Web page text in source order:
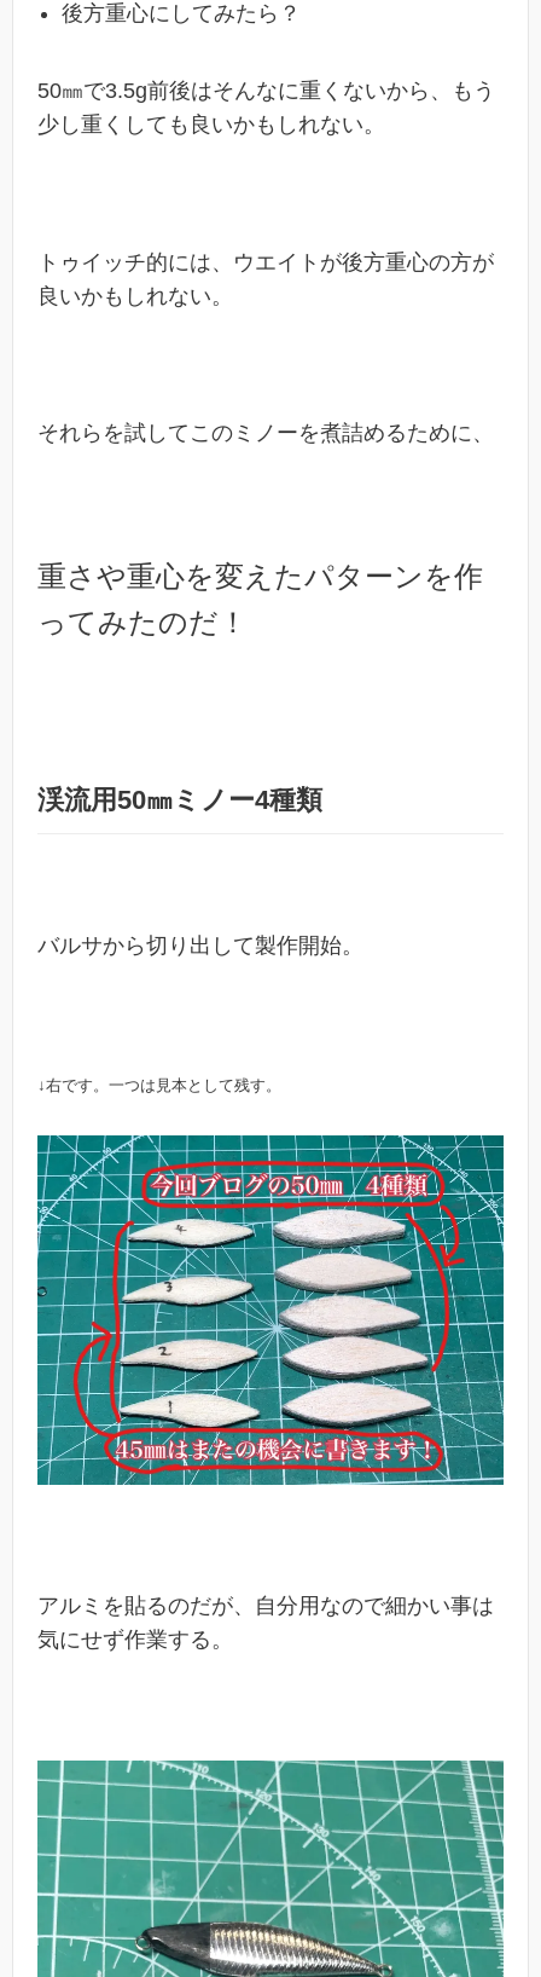
後方重心にしてみたら？
50㎜で3.5g前後はそんなに重くないから、もう
少し重くしても良いかもしれない。
トゥイッチ的には、ウエイトが後方重心の方が
良いかもしれない。
それらを試してこのミノーを煮詰めるために、
重さや重心を変えたパターンを作
ってみたのだ！
渓流用50㎜ミノー4種類
バルサから切り出して製作開始。
↓右です。一つは見本として残す。
アルミを貼るのだが、自分用なので細かい事は
気にせず作業する。